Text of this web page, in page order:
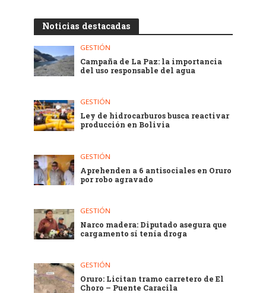
Noticias destacadas
GESTIÓN
Campaña de La Paz: la importancia
del uso responsable del agua
GESTIÓN
Ley de hidrocarburos busca reactivar
producción en Bolivia
GESTIÓN
Aprehenden a 6 antisociales en Oruro
por robo agravado
GESTIÓN
Narco madera: Diputado asegura que
cargamento sí tenía droga
GESTIÓN
Oruro: Licitan tramo carretero de El
Choro – Puente Caracila